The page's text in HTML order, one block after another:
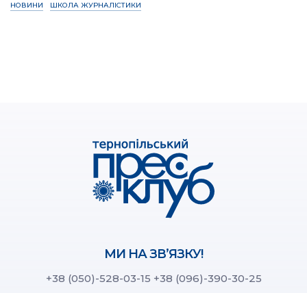
НОВИНИ ШКОЛА ЖУРНАЛІСТИКИ
МИ НА ЗВ’ЯЗКУ!
+38 (050)-528-03-15 +38 (096)-390-30-25